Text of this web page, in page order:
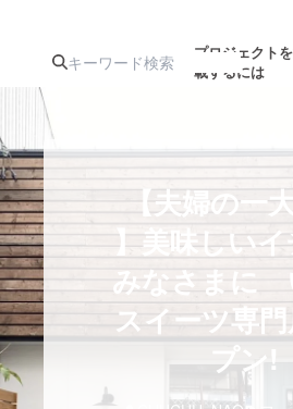
プロジェクト
載するには
人気のプロ
ジェクト
注目のリ 注目の新着プロ
ジェクト
募
ロ
アート・写真
テクノロジー・ガジェット
【夫婦の一
】美味しい
みなさまに
スイーツ専
プン!